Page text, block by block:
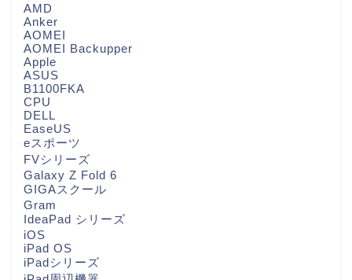
AMD
Anker
AOMEI
AOMEI Backupper
Apple
ASUS
B1100FKA
CPU
DELL
EaseUS
eスポーツ
FVシリーズ
Galaxy Z Fold 6
GIGAスクール
Gram
IdeaPad シリーズ
iOS
iPad OS
iPadシリーズ